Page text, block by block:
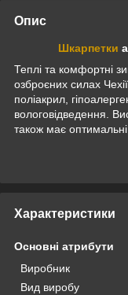
Опис
Шкарпетки
Теплі та комфортні
озброєних силах
поліакрил,
вологовідведення.
також має оптимальні
Характеристики
Основні атрибути
Виробник
Вид виробу